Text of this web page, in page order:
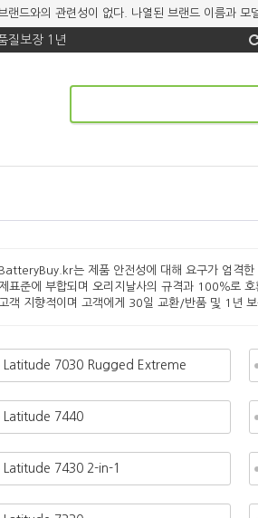
드와의 관련성이 없다. 나열된 브랜드 이름과 모
질보장 1년
BatteryBuy.kr는 제품 안전성에 대해 요구가 엄격
제표준에 부합되며 오리지날사의 규격과 100％로
객 지향적이며 고객에게 30일 교환/반품 및 1년 보
Latitude 7030 Rugged Extreme
Latitude 7440
Latitude 7430 2-in-1